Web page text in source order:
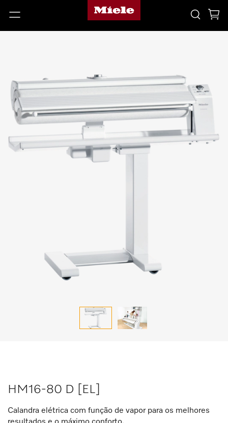
HM16-80 D [EL]
Calandra elétrica com função de vapor para os melhores